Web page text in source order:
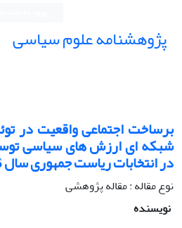
پژوهشنامه علوم سیاسی
برساخت اجتماعی واقعیت در
شبکه ای ارزش های سیاسی
در انتخابات ریاست جمهوری سال 1396
نوع مقاله : مقاله پژوهشی
نویسنده